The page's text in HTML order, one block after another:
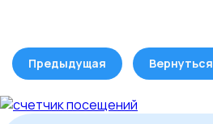
Предыдущая Вернуться